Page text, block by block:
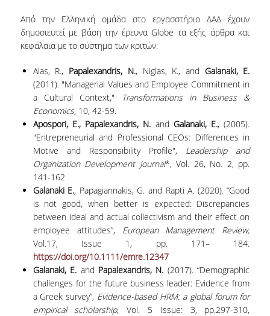
Από την Ελληνική ομάδα στο εργασστήριο ΔΑΔ έχουν
δημοσιευτεί με βάση την έρευνα Globe τα εξής άρθρα και
κεφάλαια με το σύστημα των κριτών:
Alas, R., Papalexandris, N., Niglas, K., and Galanaki, E.
(2011). "Managerial Values and Employee Commitment in
a Cultural Context,"
Transformations in Business &
Economics, 10, 42-59.
Apospori, E., Papalexandris, N. and Galanaki, E., (2005).
"Entrepreneurial and Professional CEOs: Differences in
Motive and Responsibility Profile", Leadership and
Organization Development Journal*, Vol. 26, No. 2, pp.
141-162
Galanaki E., Papagiannakis, G. and Rapti A. (2020). “Good
is not good, when better is expected: Discrepancies
between ideal and actual collectivism and their effect on
employee attitudes”, European Management Review,
Vol.17, Issue 1, pp. 171– 184.
https://doi.org/10.1111/emre.12347
Galanaki, E. and Papalexandris, N. (2017). “Demographic
challenges for the future business leader: Evidence from
a Greek survey”, Evidence-based HRM: a global forum for
empirical scholarship, Vol. 5 Issue: 3, pp.297-310,